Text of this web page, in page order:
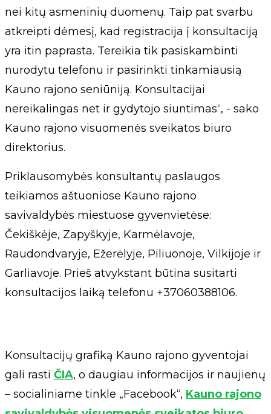
nei kitų asmeninių duomenų. Taip pat svarbu
atkreipti dėmesį, kad registracija į konsultaciją
yra itin paprasta. Tereikia tik pasiskambinti
nurodytu telefonu ir pasirinkti tinkamiausią
Kauno rajono seniūniją. Konsultacijai
nereikalingas net ir gydytojo siuntimas“, - sako
Kauno rajono visuomenės sveikatos biuro
direktorius.
Priklausomybės konsultantų paslaugos
teikiamos aštuoniose Kauno rajono
savivaldybės miestuose gyvenvietėse:
Čekiškėje, Zapyškyje, Karmėlavoje,
Raudondvaryje, Ežerėlyje, Piliuonoje, Vilkijoje ir
Garliavoje. Prieš atvykstant būtina susitarti
konsultacijos laiką telefonu +37060388106.
Konsultacijų grafiką Kauno rajono gyventojai
gali rasti ČIA, o daugiau informacijos ir naujienų
– socialiniame tinkle „Facebook“, Kauno rajono